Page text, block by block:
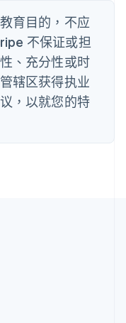
育目的，不应
不保证或担
、充分性或时
辖区获得执业
，以就您的特